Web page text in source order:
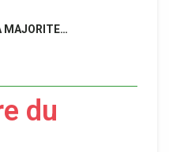
MAJORITE…
du